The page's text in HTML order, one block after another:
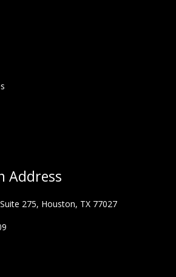
Address
275, Houston, TX 77027